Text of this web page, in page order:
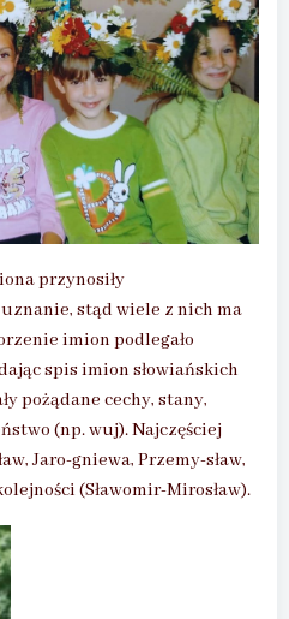
przynosiły
uznanie, stąd wiele z nich ma
imion podlegało
spis imion słowiańskich
pożądane cechy, stany,
(np. wuj). Najczęściej
Jaro-gniewa, Przemy-sław,
(Sławomir-Mirosław).